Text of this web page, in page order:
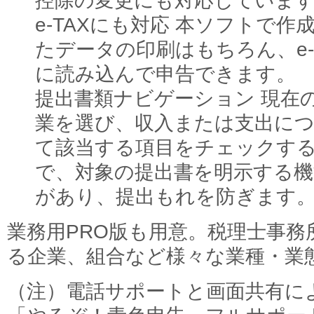
e-TAXにも対応 本ソフトで作
たデータの印刷はもちろん、
に読み込んで申告できます。
提出書類ナビゲーション 現在
業を選び、収入または支出に
て該当する項目をチェックす
で、対象の提出書を明示する
があり、提出もれを防ぎます
業務用PRO版も用意。税理士事
る企業、組合など様々な業種・
（注）電話サポートと画面共有